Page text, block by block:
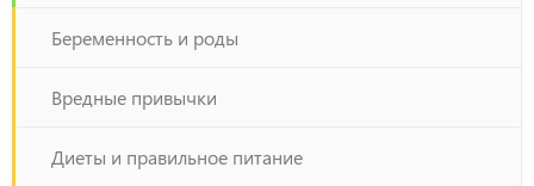
Беременность и роды
Вредные привычки
Диеты и правильное питание